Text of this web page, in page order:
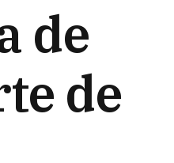
de
de